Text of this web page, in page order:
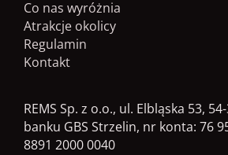
Co nas wyróżnia
Atrakcje okolicy
Regulamin
Kontakt
REMS Sp. z o.o., ul. Elbląska 53,
banku GBS Strzelin, nr konta: 76
8891 2000 0040